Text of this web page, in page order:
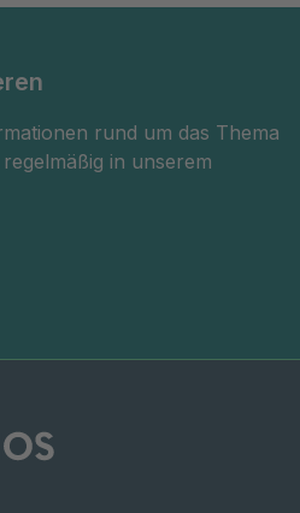
rund um das Thema
in unserem